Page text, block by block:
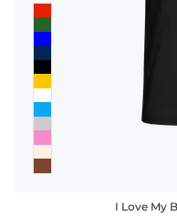
I Love My